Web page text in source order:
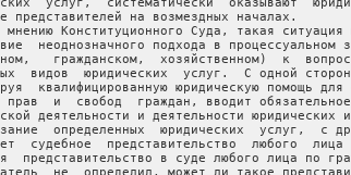
представителей на возмездных началах.
мнению Конституционного Суда, такая ситуация
неоднозначного подхода в процессуальном
гражданском,  хозяйственном)  к
видов  юридических  услуг.  С одной
квалифицированную юридическую помощь для
прав  и  свобод  граждан, вводит обязательное
деятельности и деятельности юридических
определенных  юридических  услуг,  с
судебное  представительство  любого
представительство в суде любого лица по